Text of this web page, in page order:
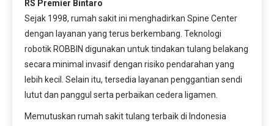
RS Premier Bintaro
Sejak 1998, rumah sakit ini menghadirkan Spine Center
dengan layanan yang terus berkembang. Teknologi
robotik ROBBIN digunakan untuk tindakan tulang belakang
secara minimal invasif dengan risiko pendarahan yang
lebih kecil. Selain itu, tersedia layanan penggantian sendi
lutut dan panggul serta perbaikan cedera ligamen.
Memutuskan rumah sakit tulang terbaik di Indonesia